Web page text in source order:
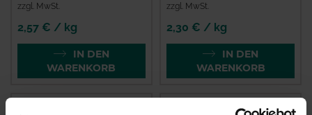
zzgl. MwSt.
2,57 € / kg
IN DEN
WARENKORB
zzgl. MwSt.
2,30 € / kg
IN DEN
WARENKORB